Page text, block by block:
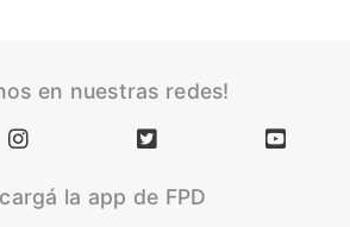
en nuestras redes!
la app de FPD